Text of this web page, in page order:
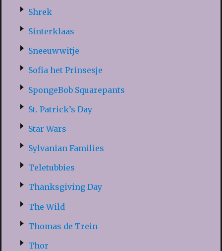
Shrek
Sinterklaas
Sneeuwwitje
Sofia het Prinsesje
SpongeBob Squarepants
St. Patrick’s Day
Star Wars
Sylvanian Families
Teletubbies
Thanksgiving Day
The Wild
Thomas de Trein
Thor